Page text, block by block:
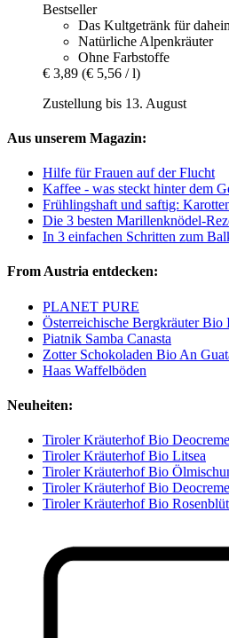
Bestseller
Das Kultgetränk für
Natürliche Alpenkräuter
Ohne Farbstoffe
€ 3,89 (€ 5,56 / l)
Zustellung bis 13. August
Aus unserem Magazin:
Hilfe für Frauen auf der Flucht
Kaffee - was steckt hinter dem
Frühlingshaft und saftig:
Die 3 besten Marillenknödel-
In 3 einfachen Schritten zum
From Austria entdecken:
PLANET PURE
Österreichische Bergkräuter Bio
Piatnik Samba Canasta
Zotter Schokoladen Bio An
Haas Waffelböden
Neuheiten:
Tiroler Kräuterhof Bio
Tiroler Kräuterhof Bio Litsea
Tiroler Kräuterhof Bio
Tiroler Kräuterhof Bio
Tiroler Kräuterhof Bio